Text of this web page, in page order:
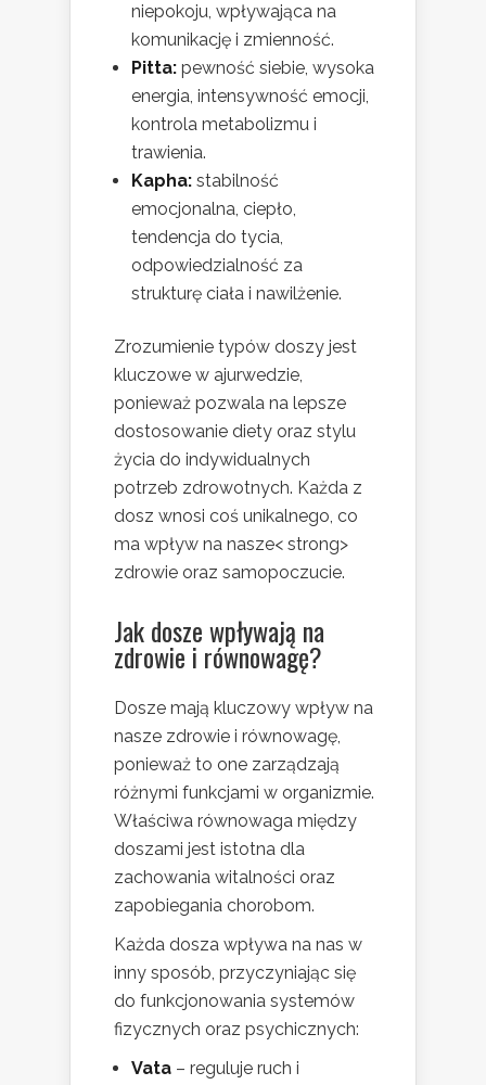
niepokoju, wpływająca na
komunikację i zmienność.
Pitta: pewność siebie, wysoka
energia, intensywność emocji,
kontrola metabolizmu i
trawienia.
Kapha: stabilność
emocjonalna, ciepło,
tendencja do tycia,
odpowiedzialność za
strukturę ciała i nawilżenie.
Zrozumienie typów doszy jest
kluczowe w ajurwedzie,
ponieważ pozwala na lepsze
dostosowanie diety oraz stylu
życia do indywidualnych
potrzeb zdrowotnych. Każda z
dosz wnosi coś unikalnego, co
ma wpływ na nasze< strong>
zdrowie oraz samopoczucie.
Jak dosze wpływają na
zdrowie i równowagę?
Dosze mają kluczowy wpływ na
nasze zdrowie i równowagę,
ponieważ to one zarządzają
różnymi funkcjami w organizmie.
Właściwa równowaga między
doszami jest istotna dla
zachowania witalności oraz
zapobiegania chorobom.
Każda dosza wpływa na nas w
inny sposób, przyczyniając się
do funkcjonowania systemów
fizycznych oraz psychicznych:
Vata – reguluje ruch i